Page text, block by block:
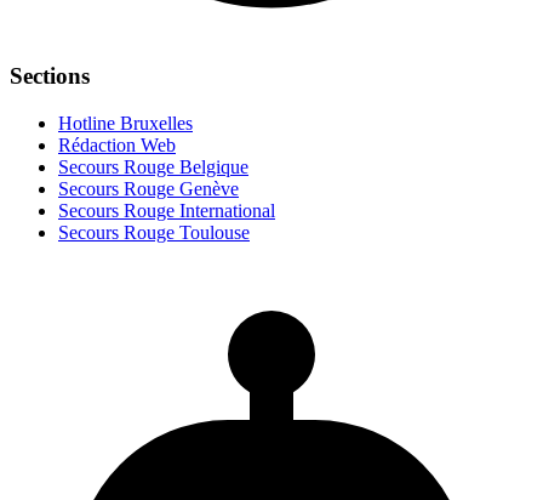
Sections
Hotline Bruxelles
Rédaction Web
Secours Rouge Belgique
Secours Rouge Genève
Secours Rouge International
Secours Rouge Toulouse